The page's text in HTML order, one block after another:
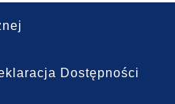
Dostępności